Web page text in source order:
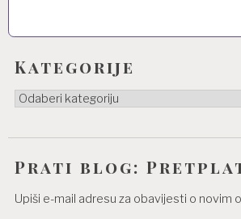
Kategorije
Kategorije
Prati blog:
Upiši e-mail adresu za obavijesti o novim